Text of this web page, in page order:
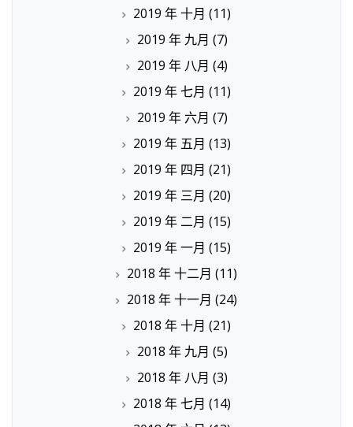
2019 年 十月 (11)
2019 年 九月 (7)
2019 年 八月 (4)
2019 年 七月 (11)
2019 年 六月 (7)
2019 年 五月 (13)
2019 年 四月 (21)
2019 年 三月 (20)
2019 年 二月 (15)
2019 年 一月 (15)
2018 年 十二月 (11)
2018 年 十一月 (24)
2018 年 十月 (21)
2018 年 九月 (5)
2018 年 八月 (3)
2018 年 七月 (14)